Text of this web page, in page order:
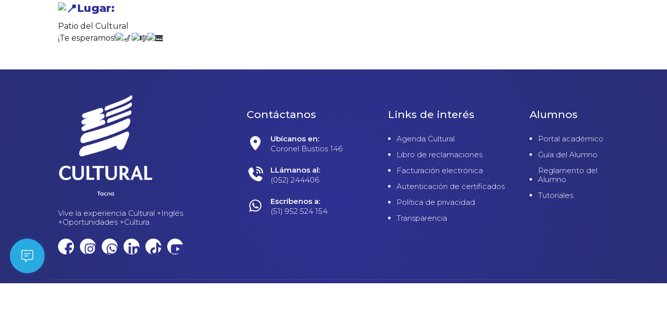
Lugar:
Patio del Cultural
¡Te esperamos!
Vive la experiencia Cultural +Inglés
+Oportunidades +Cultura.
Contáctanos
Ubícanos en:
Coronel Bustios 146
LLámanos al:
(052) 244406
Escríbenos a:
(51) 952 524 154
Links de interés
Agenda Cultural
Libro de reclamaciones
Facturación electrónica
Autenticación de certificados
Política de privacidad
Transparencia
Alumnos
Portal académico
Guía del Alumno
Reglamento del
Alumno
Tutoriales